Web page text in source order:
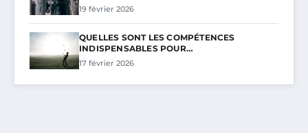
19 février 2026
QUELLES SONT LES COMPÉTENCES
INDISPENSABLES POUR…
17 février 2026